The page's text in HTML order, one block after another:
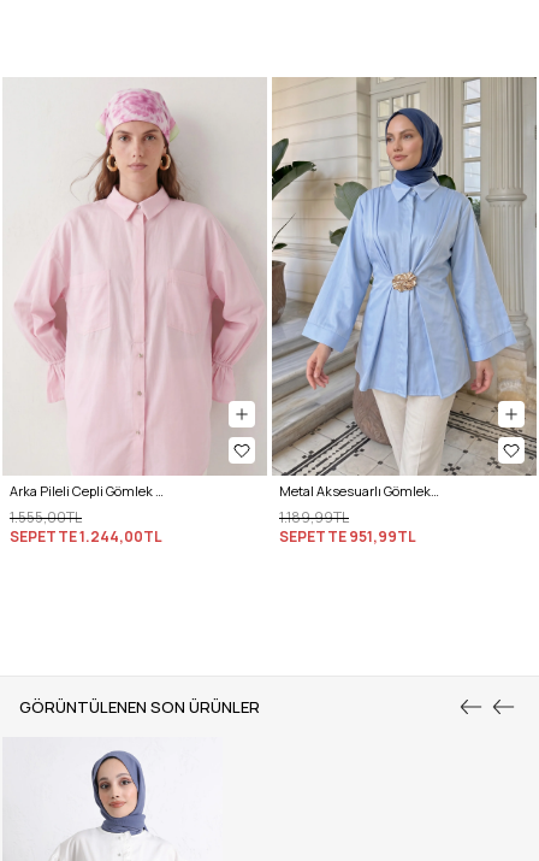
1.555,00TL
SEPETTE1.244,00TL
1.189,99TL
SEPETTE951,99TL
GÖRÜNTÜLENEN SON ÜRÜNLER